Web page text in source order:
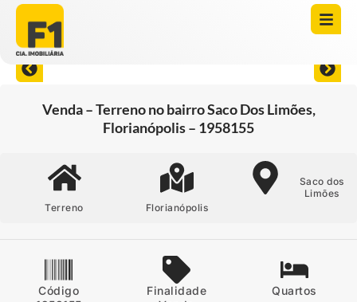
Venda – Terreno no bairro Saco Dos Limões,
Florianópolis – 1958155
Terreno Florianópolis
Saco dos
Limões
Código
Finalidade
Quartos